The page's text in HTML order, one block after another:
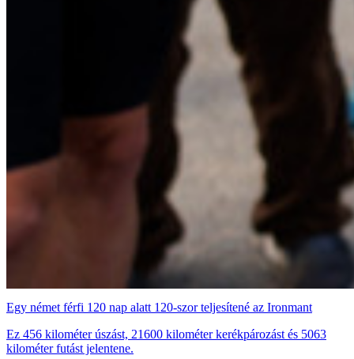
Egy német férfi 120 nap alatt 120-szor teljesítené az Ironmant
Ez 456 kilométer úszást, 21600 kilométer kerékpározást és 5063
kilométer futást jelentene.